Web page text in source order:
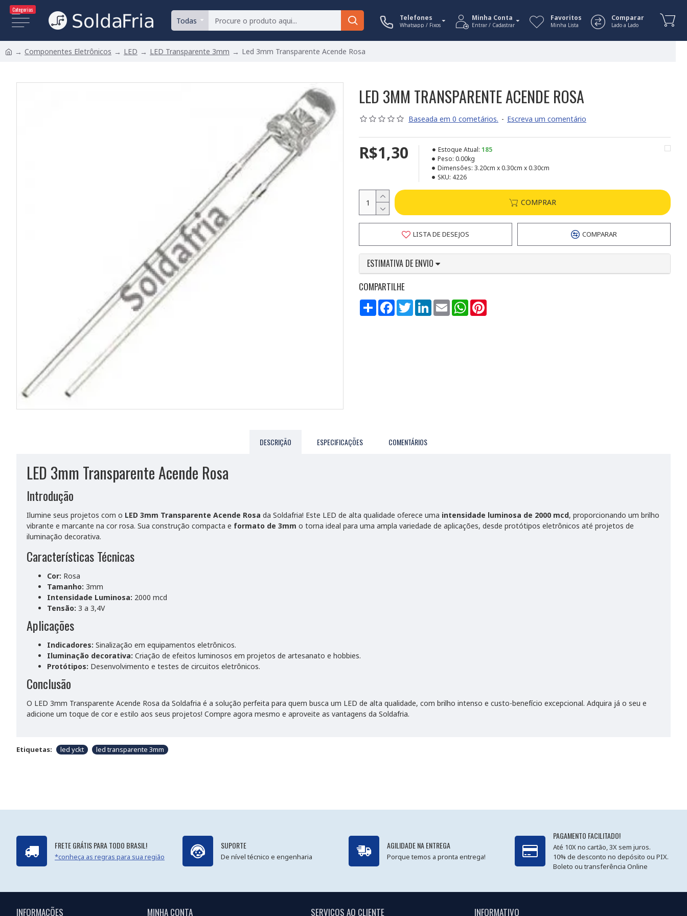
Categorias
Todas Telefones
Whatsapp / Fixos
Minha Conta
Entrar / Cadastrar
Favoritos
Minha Lista
Comparar
Lado a Lado
Componentes Eletrônicos LED LED Transparente 3mm Led 3mm Transparente Acende Rosa
LED 3MM TRANSPARENTE ACENDE ROSA
Baseada em 0 cometários. - Escreva um comentário
R$1,30 Estoque Atual: 185
Peso: 0.00kg
Dimensões: 3.20cm x 0.30cm x 0.30cm
SKU: 4226
COMPRAR
LISTA DE DESEJOS COMPARAR
ESTIMATIVA DE ENVIO
COMPARTILHE
Compartilhar
FacebookTwitterLinkedInEmail WhatsApp
DESCRIÇÃO ESPECIFICAÇÕES COMENTÁRIOS
LED 3mm Transparente Acende Rosa
Introdução
Ilumine seus projetos com o LED 3mm Transparente Acende Rosa da Soldafria! Este LED de alta qualidade oferece uma intensidade luminosa de 2000 mcd, proporcionando um brilho
vibrante e marcante na cor rosa. Sua construção compacta e formato de 3mm o torna ideal para uma ampla variedade de aplicações, desde protótipos eletrônicos até projetos de
iluminação decorativa.
Características Técnicas
Cor: Rosa
Tamanho: 3mm
Intensidade Luminosa: 2000 mcd
Tensão: 3 a 3,4V
Aplicações
Indicadores: Sinalização em equipamentos eletrônicos.
Iluminação decorativa: Criação de efeitos luminosos em projetos de artesanato e hobbies.
Protótipos: Desenvolvimento e testes de circuitos eletrônicos.
Conclusão
O LED 3mm Transparente Acende Rosa da Soldafria é a solução perfeita para quem busca um LED de alta qualidade, com brilho intenso e custo-benefício excepcional. Adquira já o seu e
adicione um toque de cor e estilo aos seus projetos! Compre agora mesmo e aproveite as vantagens da Soldafria.
Etiquetas: led yckt led transparente 3mm
FRETE GRÁTIS PARA TODO BRASIL!
*conheça as regras para sua região
SUPORTE
De nível técnico e engenharia
AGILIDADE NA ENTREGA
Porque temos a pronta entrega!
PAGAMENTO FACILITADO!
Até 10X no cartão, 3X sem juros.
10% de desconto no depósito ou PIX.
Boleto ou transferência Online
INFORMAÇÕES MINHA CONTA SERVIÇOS AO CLIENTE INFORMATIVO